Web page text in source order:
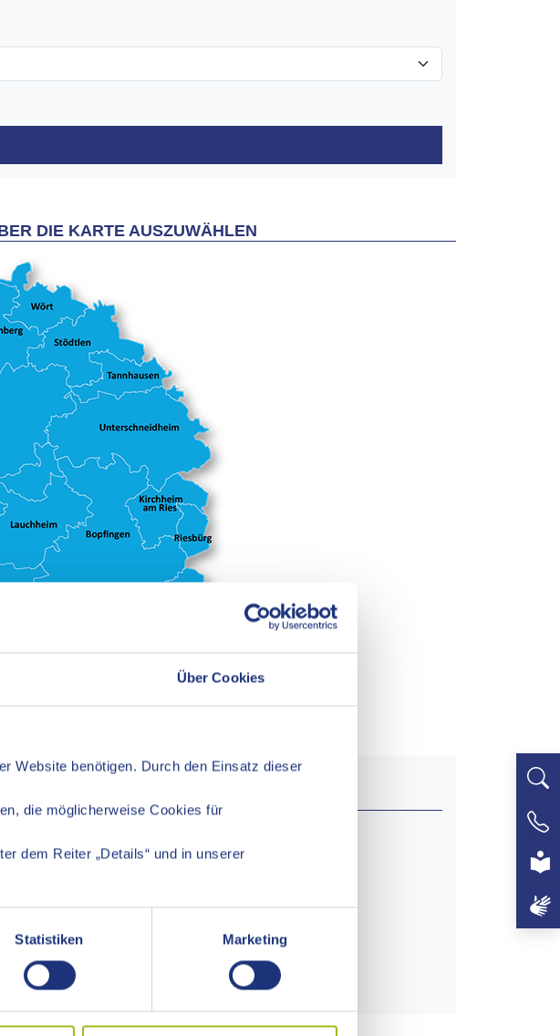
Über Cookies
Website benötigen. Durch den Einsatz dieser
die möglicherweise Cookies für
dem Reiter „Details“ und in unserer
Statistiken Marketing
DIE KARTE AUSZUWÄHLEN
Informationen:
Jahnstraße 2, 73463 Westhausen
07363 8422
zur Homepage >>